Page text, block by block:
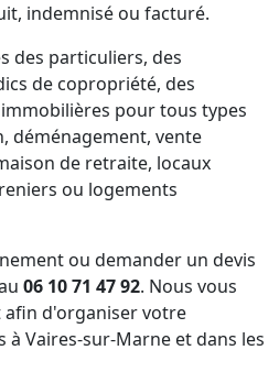
indemnisé ou facturé.
des particuliers, des
de copropriété, des
pour tous types
déménagement, vente
de retraite, locaux
ou logements
ou demander un devis
06 10 71 47 92. Nous vous
d'organiser votre
Vaires-sur-Marne et dans les